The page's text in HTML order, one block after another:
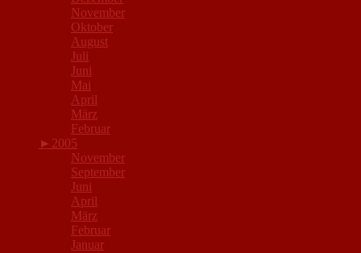
November
Oktober
August
Juli
Juni
Mai
April
März
Februar
► 2005
November
September
Juni
April
März
Februar
Januar